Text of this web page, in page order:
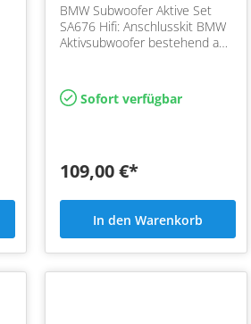
BMW Subwoofer Aktive Set
SA676 Hifi: Anschlusskit BMW
Aktivsubwoofer bestehend aus
Sofort verfügbar
109,00 €*
In den Warenkorb